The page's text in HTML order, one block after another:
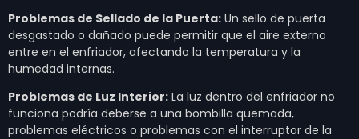
Problemas de Sellado de la Puerta: Un sello de puerta
desgastado o dañado puede permitir que el aire externo
entre en el enfriador, afectando la temperatura y la
humedad internas.
Problemas de Luz Interior: La luz dentro del enfriador no
funciona podría deberse a una bombilla quemada,
problemas eléctricos o problemas con el interruptor de la